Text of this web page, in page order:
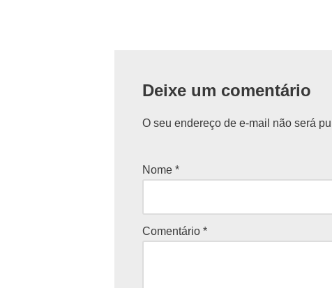
Deixe um comentário
O seu endereço de e-mail não será
Nome *
Comentário *